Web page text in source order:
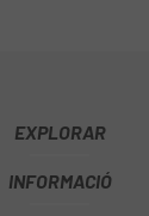
EXPLORAR
INFORMACIÓ